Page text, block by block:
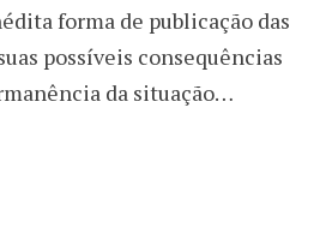
forma de publicação das
possíveis consequências
da situação…